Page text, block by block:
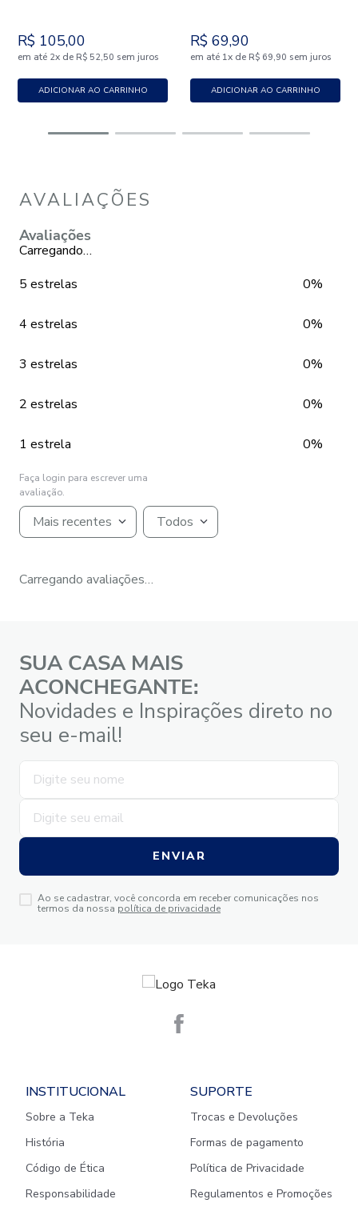
R$ 105,00
em até 2x de R$ 52,50 sem juros
ADICIONAR AO CARRINHO
R$ 69,90
em até 1x de R$ 69,90 sem juros
ADICIONAR AO CARRINHO
AVALIAÇÕES
Avaliações
Carregando…
5 estrelas
0%
4 estrelas 0%
3 estrelas 0%
2 estrelas 0%
1 estrela 0%
Faça login para escrever uma
avaliação.
Mais recentes Todos
Carregando avaliações…
SUA CASA MAIS
ACONCHEGANTE:
Novidades e Inspirações direto no
seu e-mail!
ENVIAR
Ao se cadastrar, você concorda em receber comunicações nos
termos da nossa política de privacidade
INSTITUCIONAL
Sobre a Teka
História
Código de Ética
Responsabilidade
SUPORTE
Trocas e Devoluções
Formas de pagamento
Política de Privacidade
Regulamentos e Promoções